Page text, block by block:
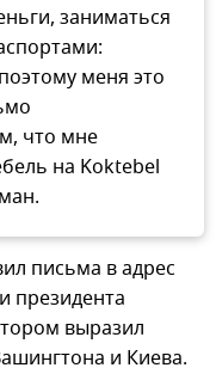
заниматься
меня это
что мне
на Koktebel
письма в адрес
президента
выразил
и Киева.